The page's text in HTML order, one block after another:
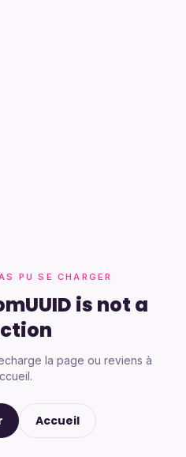
PU SE CHARGER
is not a
la page ou reviens à
Accueil